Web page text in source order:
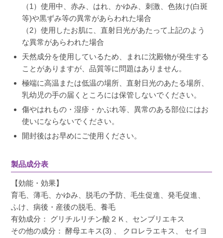
（1）使用中、赤み、はれ、かゆみ、刺激、色抜け(白斑
等)や黒ずみ等の異常があらわれた場合
（2）使用したお肌に、直射日光があたって上記のよう
な異常があらわれた場合
天然成分を使用しているため、まれに沈殿物が発生する
ことがありますが、品質等に問題はありません。
極端に高温または低温の場所、直射日光のあたる場所、
乳幼児の手の届くところには保管しないでください。
傷やはれもの・湿疹・かぶれ等、異常のある部位にはお
使いにならないでください。
開封後はお早めにご使用ください。
製品成分表
【効能・効果】
育毛、薄毛、かゆみ、脱毛の予防、毛生促進、発毛促進、
ふけ、病後・産後の脱毛、養毛
有効成分： グリチルリチン酸２Ｋ、センブリエキス
その他の成分： 酵母エキス(3) 、 クロレラエキス、 セイヨ